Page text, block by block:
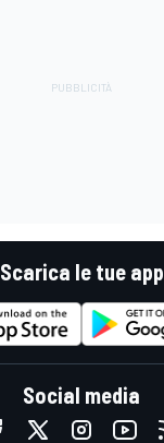
Scarica le tue app
Social media